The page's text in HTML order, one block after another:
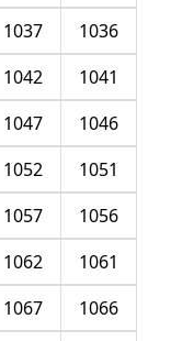
1036
1037
1041
1042
1046
1047
1051
1052
1056
1057
1061
1062
1066
1067